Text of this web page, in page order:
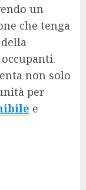
un
che tenga
non solo
per
e